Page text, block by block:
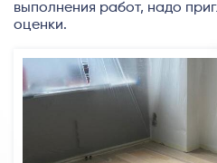
выполнения работ, надо
оценки.